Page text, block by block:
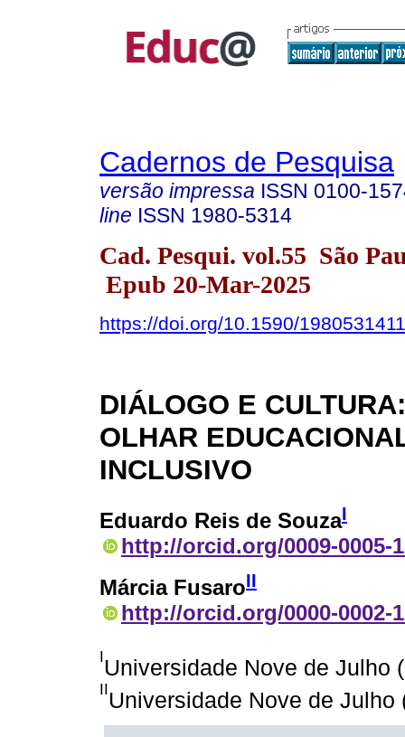
Cadernos de Pesquisa
versão impressa ISSN 0100-
line ISSN 1980-5314
Cad. Pesqui. vol.55 São
Epub 20-Mar-2025
https://doi.org/10.1590/
DIÁLOGO E
OLHAR
INCLUSIVO
Eduardo Reis de SouzaI
http://orcid.org/0009-0005-
Márcia FusaroII
http://orcid.org/0000-0002-
IUniversidade Nove de Julho
IIUniversidade Nove de